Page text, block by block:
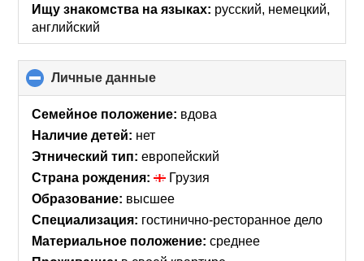
Ищу знакомства на языках: русский, немецкий,
английский
Личные данные
to
collapse
Семейное положение: вдова
Наличие детей: нет
Этнический тип: европейский
Страна рождения:
Грузия
Образование: высшее
Специализация: гостинично-ресторанное дело
Материальное положение: среднее